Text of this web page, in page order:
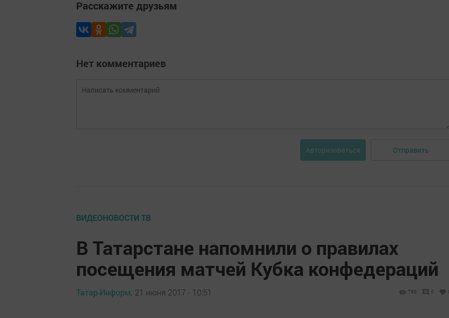
Расскажите друзьям
Нет комментариев
Авторизоваться Отправить
ВИДЕОНОВОСТИ ТВ
В Татарстане напомнили о правилах
посещения матчей Кубка конфедераций
Татар-Информ, 21 июня 2017 - 10:51 769 0